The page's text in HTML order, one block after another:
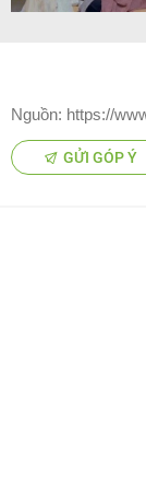
Nguồn: https://
GỬI GÓP Ý